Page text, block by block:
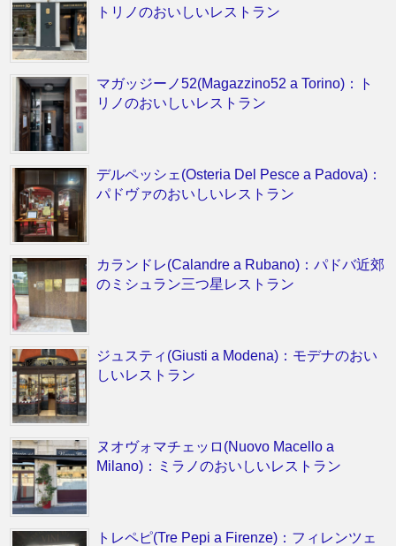
トリノのおいしいレストラン
マガッジーノ52(Magazzino52 a Torino)：ト
リノのおいしいレストラン
デルペッシェ(Osteria Del Pesce a Padova)：
パドヴァのおいしいレストラン
カランドレ(Calandre a Rubano)：パドバ近郊
のミシュラン三つ星レストラン
ジュスティ(Giusti a Modena)：モデナのおい
しいレストラン
ヌオヴォマチェッロ(Nuovo Macello a
Milano)：ミラノのおいしいレストラン
トレペピ(Tre Pepi a Firenze)：フィレンツェ